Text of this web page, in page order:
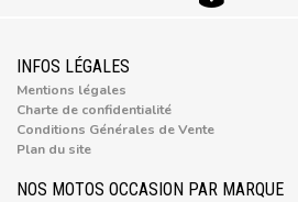
INFOS LÉGALES
Mentions légales
Charte de confidentialité
Conditions Générales de Vente
Plan du site
NOS MOTOS OCCASION PAR MARQUE